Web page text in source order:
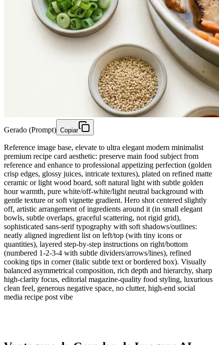
Gerado (Prompt) Copiar
Reference image base, elevate to ultra elegant modern minimalist
premium recipe card aesthetic: preserve main food subject from
reference and enhance to professional appetizing perfection (golden
crisp edges, glossy juices, intricate textures), plated on refined matte
ceramic or light wood board, soft natural light with subtle golden
hour warmth, pure white/off-white/light neutral background with
gentle texture or soft vignette gradient. Hero shot centered slightly
off, artistic arrangement of ingredients around it (in small elegant
bowls, subtle overlaps, graceful scattering, not rigid grid),
sophisticated sans-serif typography with soft shadows/outlines:
neatly aligned ingredient list on left/top (with tiny icons or
quantities), layered step-by-step instructions on right/bottom
(numbered 1-2-3-4 with subtle dividers/arrows/lines), refined
cooking tips in corner (italic subtle text or bordered box). Visually
balanced asymmetrical composition, rich depth and hierarchy, sharp
high-clarity focus, editorial magazine-quality food styling, luxurious
clean feel, generous negative space, no clutter, high-end social
media recipe post vibe